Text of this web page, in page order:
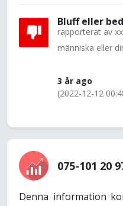
Bluff eller
rapporterat av
människa eller
3 år ago
(2022-12-12
075-101 20
Denna information